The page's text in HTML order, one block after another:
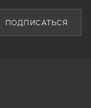
ПОДПИСАТЬСЯ